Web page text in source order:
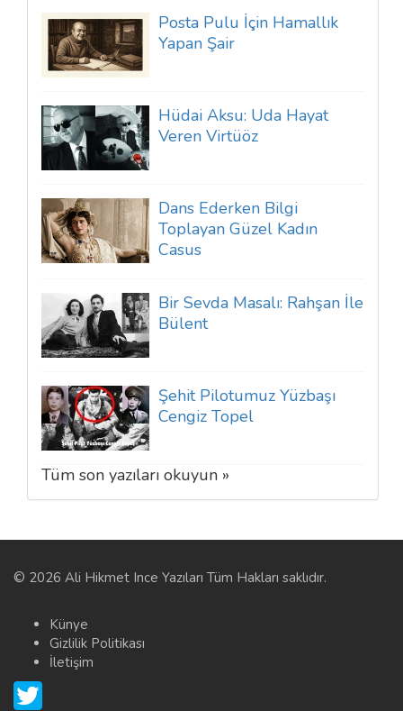
Posta Pulu İçin Hamallık
Yapan Şair
Hüdai Aksu: Uda Hayat
Veren Virtüöz
Dans Ederken Bilgi
Toplayan Güzel Kadın
Casus
Bir Sevda Masalı: Rahşan İle
Bülent
Şehit Pilotumuz Yüzbaşı
Cengiz Topel
Tüm son yazıları okuyun »
© 2026 Ali Hikmet Ince Yazıları Tüm Hakları saklıdır.
Künye
Gizlilik Politikası
İletişim